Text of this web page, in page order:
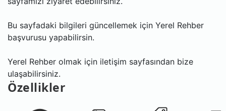
Bu sayfadaki bilgileri güncellemek için Yerel Rehber
başvurusu yapabilirsin.
Yerel Rehber olmak için iletişim sayfasından bize
ulaşabilirsiniz.
Özellikler